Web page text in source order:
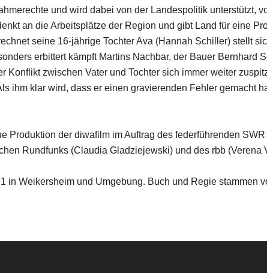
und wird dabei von der Landespolitik unterstützt,
an die Arbeitsplätze der Region und gibt Land für eine
seine 16-jährige Tochter Ava (Hannah Schiller) stellt
erbittert kämpft Martins Nachbar, der Bauer Bernhard
Konflikt zwischen Vater und Tochter sich immer weiter
ihm klar wird, dass er einen gravierenden Fehler gemacht
Produktion der diwafilm im Auftrag des federführenden
Rundfunks (Claudia Gladziejewski) und des rbb (Verena
in Weikersheim und Umgebung. Buch und Regie stammen